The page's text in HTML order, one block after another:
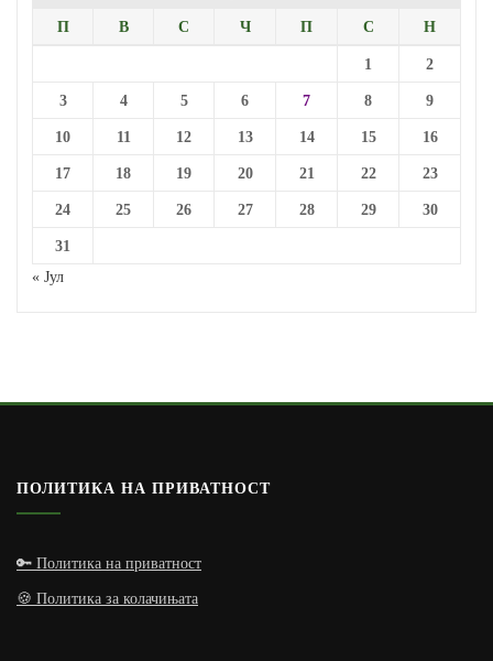
П В С Ч П С Н
1 2
3 4 5 6 7 8 9
10 11 12 13 14 15 16
17 18 19 20 21 22 23
24 25 26 27 28 29 30
31
« Јул
ПОЛИТИКА НА ПРИВАТНОСТ
🔑 Политика на приватност
🍪 Политика за колачињата